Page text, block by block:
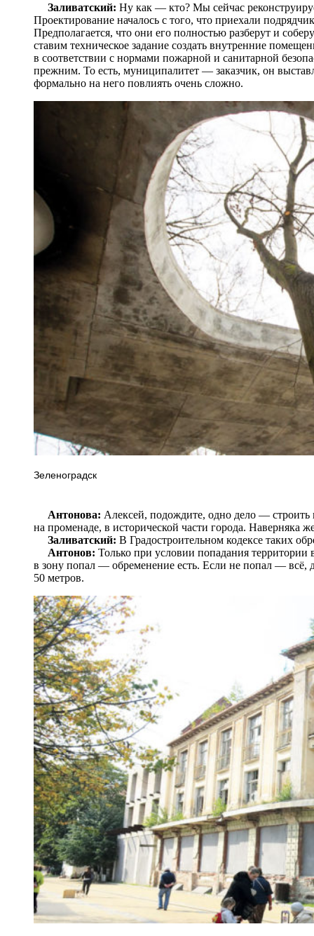
Заливатский: Ну как — кто? Мы сейчас
Проектирование началось с того, что приехали
Предполагается, что они его полностью разберут и
ставим техническое задание создать внутренние
в соответствии с нормами пожарной и санитарной
прежним. То есть, муниципалитет — заказчик, он
формально на него повлиять очень сложно.
Зеленоградск
Антонова: Алексей, подождите, одно дело — строить
на променаде, в исторической части города. Наверняка
Заливатский: В Градостроительном кодексе таких
Антонов: Только при условии попадания
в зону попал — обременение есть. Если не попал — всё,
50 метров.